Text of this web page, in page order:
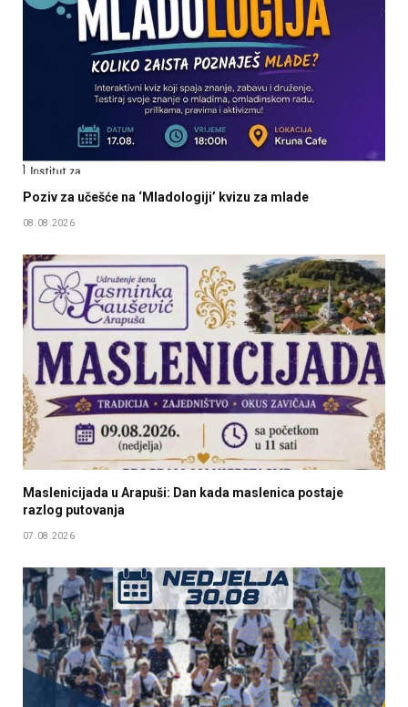
Poziv za učešće na ‘Mladologiji’ kvizu za mlade
08.08.2026
Maslenicijada u Arapuši: Dan kada maslenica postaje
razlog putovanja
07.08.2026